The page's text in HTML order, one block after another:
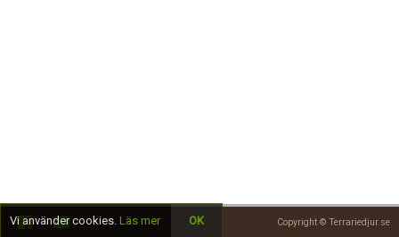
Copyright © Terrariedjur.se
Vi använder cookies. Läs mer OK